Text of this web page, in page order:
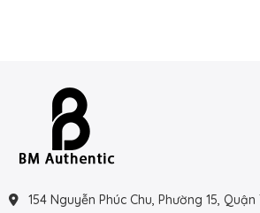
154 Nguyễn Phúc Chu, Phường 15, Quận